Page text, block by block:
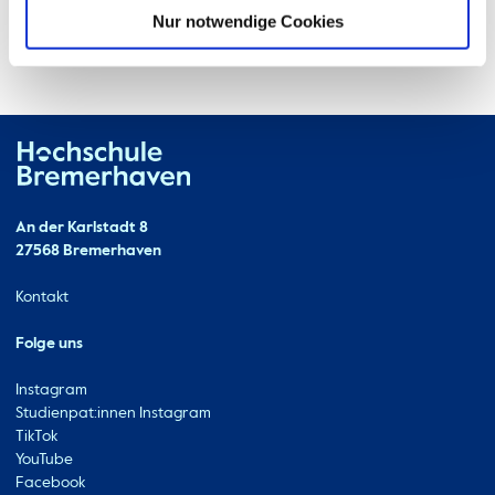
Nur notwendige Cookies
Kontakt
An der Karlstadt 8
27568 Bremerhaven
Ressourcen
Kontakt
Folge uns
Instagram
Studienpat:innen Instagram
TikTok
YouTube
Facebook